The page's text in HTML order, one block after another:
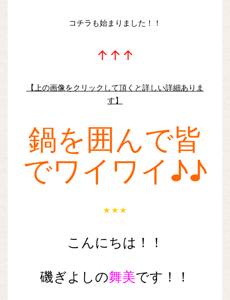
コチラも始まりました！！
↑↑↑
【上の画像をクリックして頂くと詳しい詳細ありま
す】
鍋を囲んで皆
でワイワイ♪♪
★★★
こんにちは！！
磯ぎよしの舞美です！！